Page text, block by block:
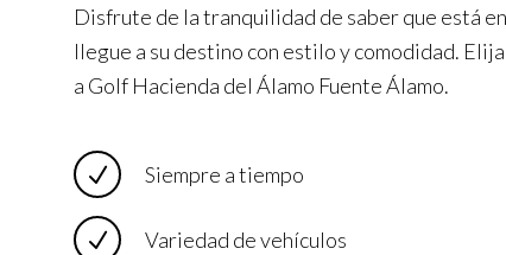
Disfrute de la tranquilidad de saber que está
llegue a su destino con estilo y comodidad.
a Golf Hacienda del Álamo Fuente Álamo.
Siempre a tiempo
Variedad de vehículos